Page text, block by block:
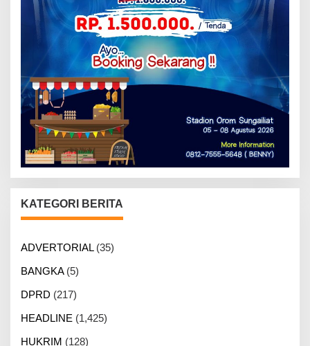
KATEGORI BERITA
ADVERTORIAL(35)
BANGKA(5)
DPRD (217)
HEADLINE (1,425)
HUKRIM (128)